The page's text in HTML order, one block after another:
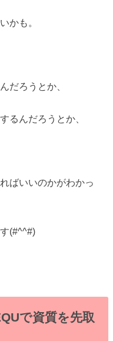
かも。
だろうとか、
るんだろうとか、
ばいいのかがわかっ
(#^^#)
で資質を先取